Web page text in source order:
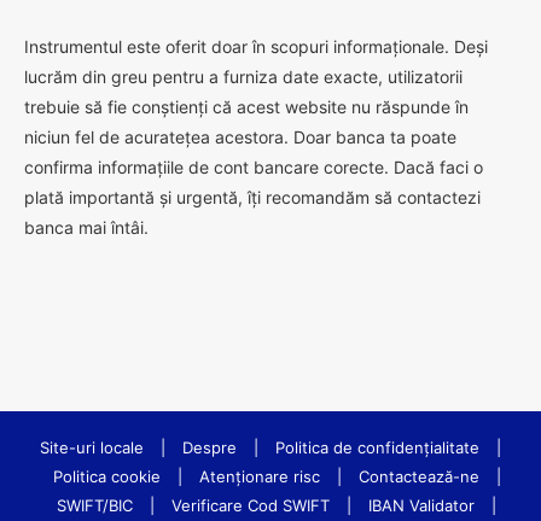
Instrumentul este oferit doar în scopuri informaționale. Deși
lucrăm din greu pentru a furniza date exacte, utilizatorii
trebuie să fie conștienți că acest website nu răspunde în
niciun fel de acuratețea acestora. Doar banca ta poate
confirma informațiile de cont bancare corecte. Dacă faci o
plată importantă și urgentă, îți recomandăm să contactezi
banca mai întâi.
Site-uri locale Despre Politica de confidenţialitate
Politica cookie
Atenționare risc Contactează-ne
SWIFT/BIC
Verificare Cod SWIFT IBAN Validator